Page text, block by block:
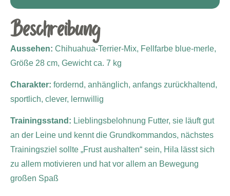
Beschreibung
Aussehen: Chihuahua-Terrier-Mix, Fellfarbe blue-merle,
Größe 28 cm, Gewicht ca. 7 kg
Charakter: fordernd, anhänglich, anfangs zurückhaltend,
sportlich, clever, lernwillig
Trainingsstand: Lieblingsbelohnung Futter, sie läuft gut
an der Leine und kennt die Grundkommandos, nächstes
Trainingsziel sollte „Frust aushalten“ sein, Hila lässt sich
zu allem motivieren und hat vor allem an Bewegung
großen Spaß